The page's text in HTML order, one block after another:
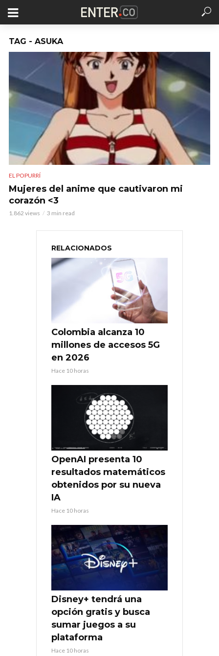
TAG - ASUKA
EL POPURRÍ
Mujeres del anime que cautivaron mi
corazón <3
1.862 views 3 min read
RELACIONADOS
Colombia alcanza 10
millones de accesos 5G
en 2026
Hace 10 horas
OpenAI presenta 10
resultados matemáticos
obtenidos por su nueva
IA
Hace 10 horas
Disney+ tendrá una
opción gratis y busca
sumar juegos a su
plataforma
Hace 10 horas